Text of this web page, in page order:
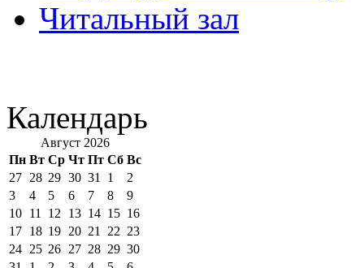
Читальный зал
Календарь
Август 2026
Пн Вт Ср Чт Пт Сб Вс
27 28 29 30 31 1
2
3
4 5 6 7 8
9
10 11 12 13 14 15 16
17 18 19 20 21 22 23
24 25 26 27 28 29 30